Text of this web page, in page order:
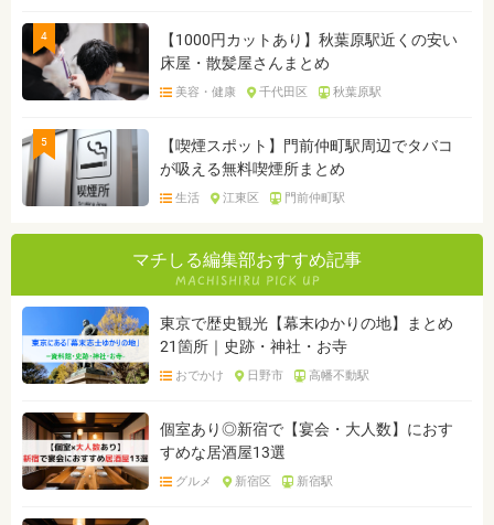
4
【1000円カットあり】秋葉原駅近くの安い
床屋・散髪屋さんまとめ
美容・健康 千代田区 秋葉原駅
5
【喫煙スポット】門前仲町駅周辺でタバコ
が吸える無料喫煙所まとめ
生活 江東区 門前仲町駅
マチしる編集部おすすめ記事
東京で歴史観光【幕末ゆかりの地】まとめ
21箇所｜史跡・神社・お寺
おでかけ 日野市 高幡不動駅
個室あり◎新宿で【宴会・大人数】におす
すめな居酒屋13選
グルメ 新宿区 新宿駅